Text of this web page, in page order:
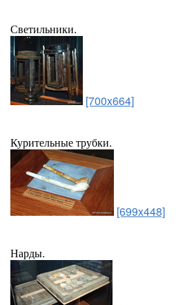
Светильники.
[700x664]
Курительные трубки.
[699x448]
Нарды.